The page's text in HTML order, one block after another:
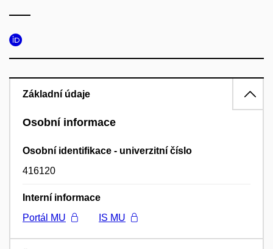
Základní údaje
Osobní informace
Osobní identifikace - univerzitní číslo
416120
Interní informace
Portál MU
IS MU